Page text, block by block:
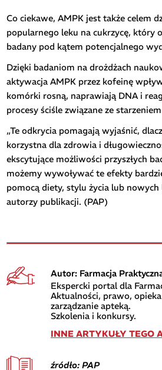
Co ciekawe, AMPK jest także celem
popularnego leku na cukrzycę, który
badany pod kątem potencjalnego
Dzięki badaniom na drożdżach
aktywacja AMPK przez kofeinę
komórki rosną, naprawiają DNA i
procesy ściśle związane ze
„Te odkrycia pomagają wyjaśnić,
korzystna dla zdrowia i
ekscytujące możliwości przyszłych
możemy wywoływać te efekty
pomocą diety, stylu życia lub
autorzy publikacji. (PAP)
Autor: Farmacja
Ekspercki portal dla
Aktualności, prawo,
zarządzanie apteką.
Szkolenia i konkursy.
INNE ARTYKUŁY TEGO
źródło: PAP